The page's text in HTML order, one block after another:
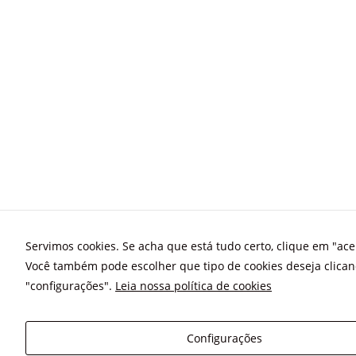
Servimos cookies. Se acha que está tudo certo, clique em
Você também pode escolher que tipo de cookies deseja
"configurações". Leia nossa política de cookies
Configurações